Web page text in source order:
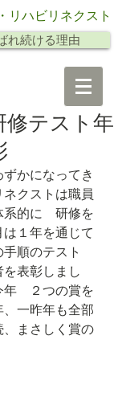
れ続ける理由
リハビリネクスト
テスト年
かになってき
クストは職員
的に　研修を
１年を通じて
手順のテスト
表彰しまし
　２つの賞を
、一昨年も全部
まさしく賞の